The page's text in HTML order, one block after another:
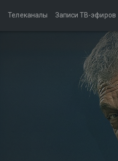
Телеканалы Записи ТВ-эфиров